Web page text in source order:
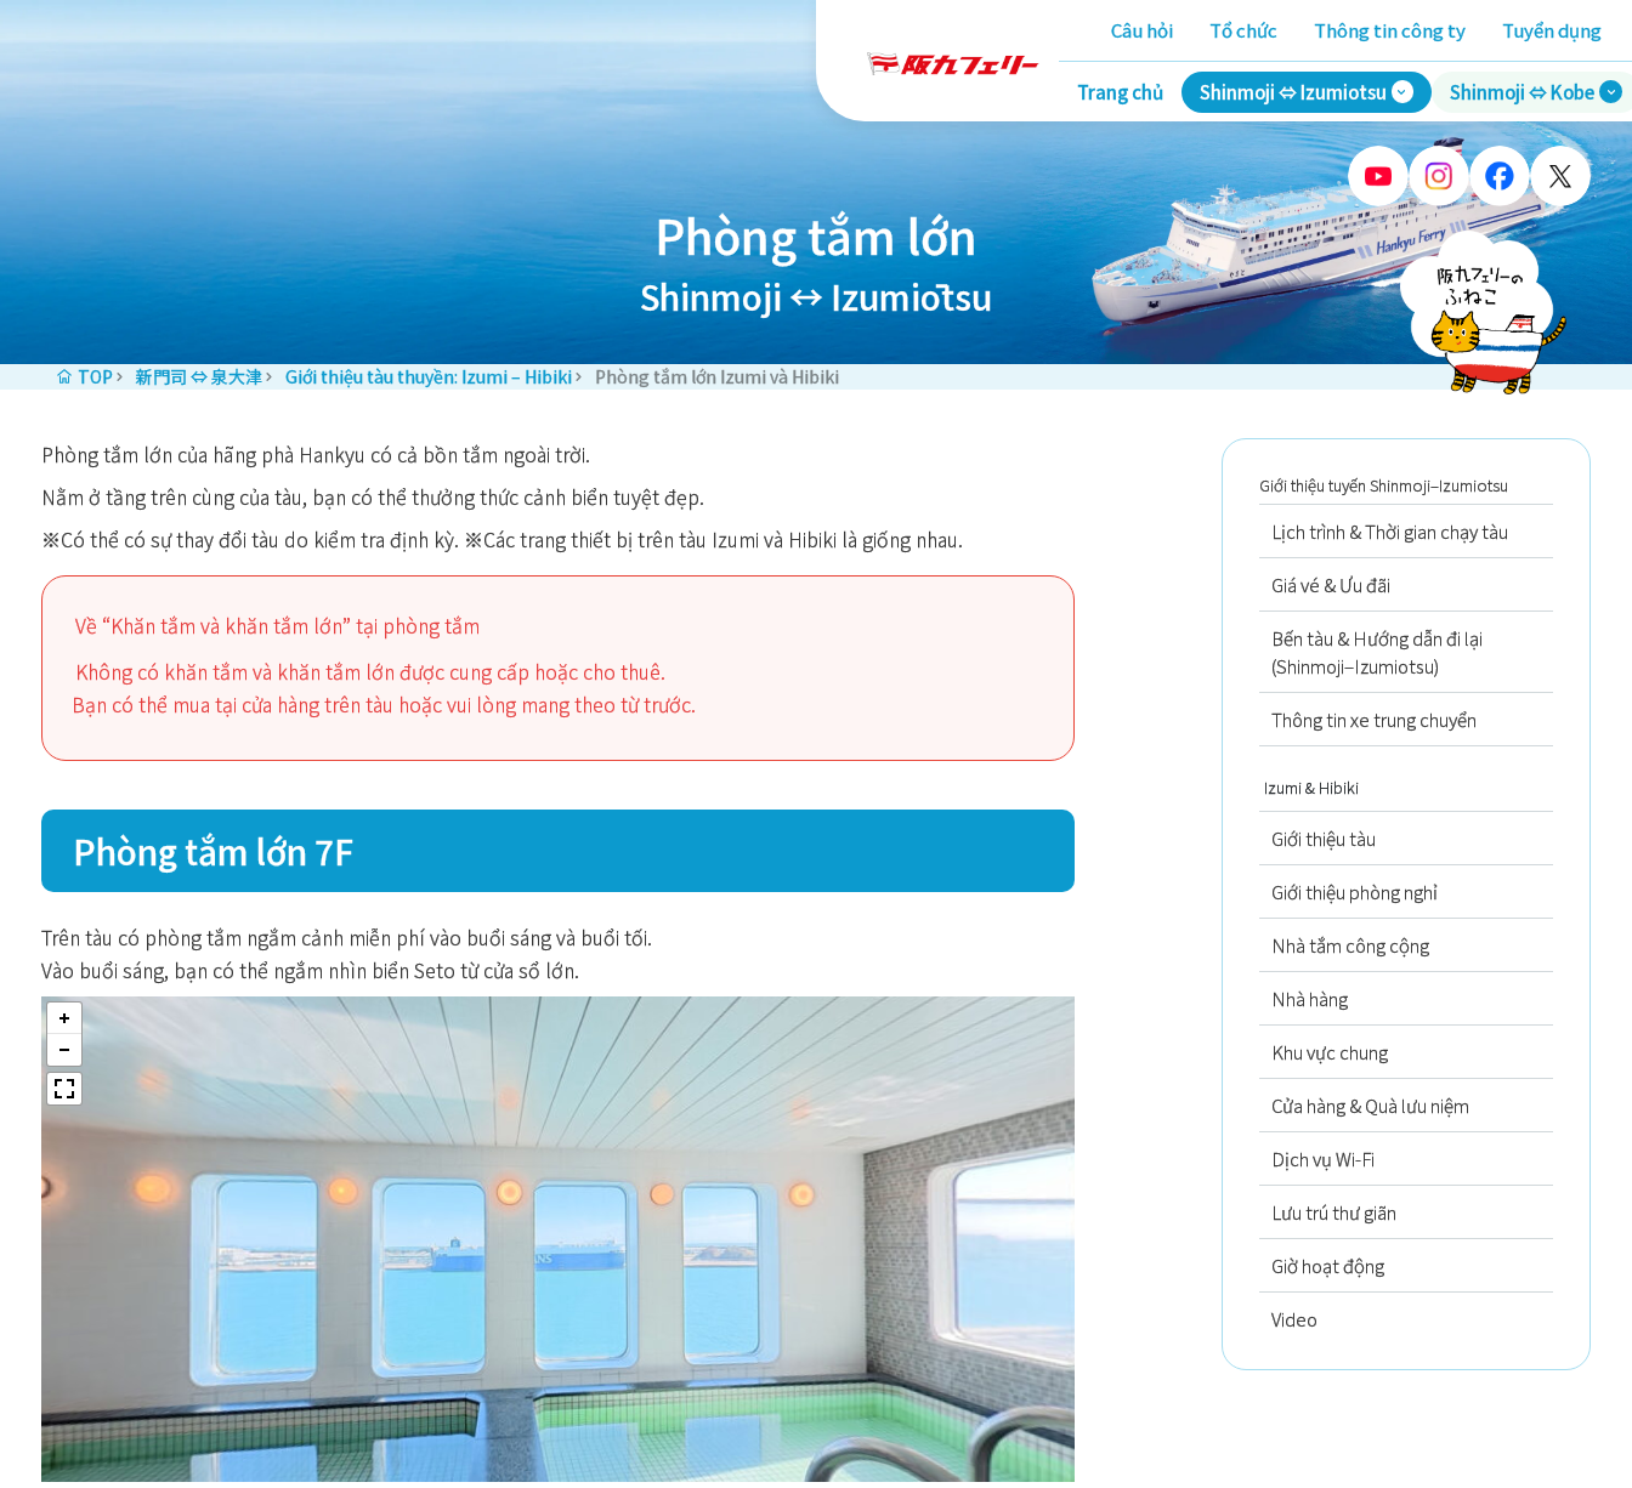
Câu hỏi Tổ chức Thông tin công ty Tuyển dụng
Trang chủ Shinmoji ⇔ Izumiotsu Shinmoji ⇔ Kobe
Phòng tắm lớn
Shinmoji ↔ Izumiōtsu
TOP 新門司 ⇔ 泉大津 Giới thiệu tàu thuyền: Izumi – Hibiki Phòng tắm lớn Izumi và Hibiki
Phòng tắm lớn của hãng phà Hankyu có cả bồn tắm ngoài trời.
Nằm ở tầng trên cùng của tàu, bạn có thể thưởng thức cảnh biển tuyệt đẹp.
※Có thể có sự thay đổi tàu do kiểm tra định kỳ. ※Các trang thiết bị trên tàu Izumi và Hibiki là giống nhau.
Về “Khăn tắm và khăn tắm lớn” tại phòng tắm
Không có khăn tắm và khăn tắm lớn được cung cấp hoặc cho thuê.
Bạn có thể mua tại cửa hàng trên tàu hoặc vui lòng mang theo từ trước.
Phòng tắm lớn 7F
Trên tàu có phòng tắm ngắm cảnh miễn phí vào buổi sáng và buổi tối.
Vào buổi sáng, bạn có thể ngắm nhìn biển Seto từ cửa sổ lớn.
Giới thiệu tuyến Shinmoji–Izumiotsu
Lịch trình & Thời gian chạy tàu
Giá vé & Ưu đãi
Bến tàu & Hướng dẫn đi lại
(Shinmoji–Izumiotsu)
Thông tin xe trung chuyển
Izumi & Hibiki
Giới thiệu tàu
Giới thiệu phòng nghỉ
Nhà tắm công cộng
Nhà hàng
Khu vực chung
Cửa hàng & Quà lưu niệm
Dịch vụ Wi-Fi
Lưu trú thư giãn
Giờ hoạt động
Video